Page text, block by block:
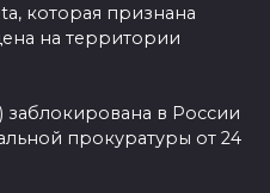
которая признана
на территории
заблокирована в России
прокуратуры от 24